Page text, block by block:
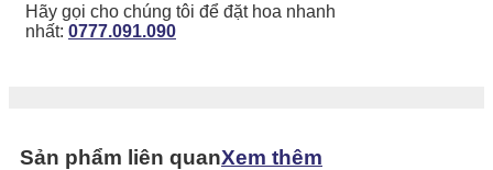
Hãy gọi cho chúng tôi để đặt hoa nhanh
nhất: 0777.091.090
Sản phẩm liên quanXem thêm